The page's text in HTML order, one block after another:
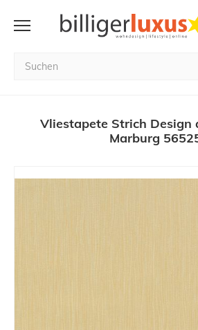
Vliestapete Strich Design
Marburg